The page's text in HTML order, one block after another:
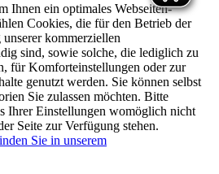
Ihnen ein optimales Webseiten-
Cookies, die für den Betrieb der
kommerziellen
sind, sowie solche, die lediglich zu
für Komforteinstellungen oder zur
genutzt werden. Sie können selbst
Sie zulassen möchten. Bitte
Ihrer Einstellungen womöglich nicht
Seite zur Verfügung stehen.
Sie in unserem